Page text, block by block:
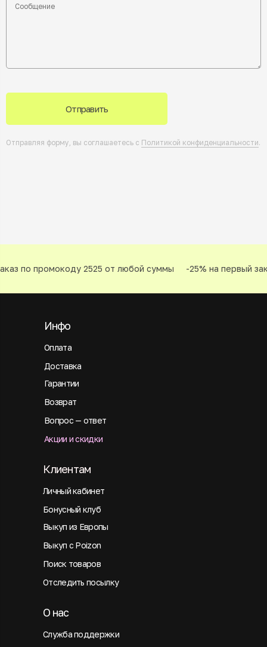
Отправить
Отправляя форму, вы соглашаетесь с Политикой конфиденциальности.
по промокоду 2525 от любой суммы -25% на первый
Оплата
Инфо
Доставка
Гарантии
Возврат
Вопрос — ответ
Акции и скидки
Личный кабинет
Клиентам
Бонусный клуб
Выкуп из Европы
Выкуп с Poizon
Поиск товаров
Отследить посылку
Служба поддержки
О нас